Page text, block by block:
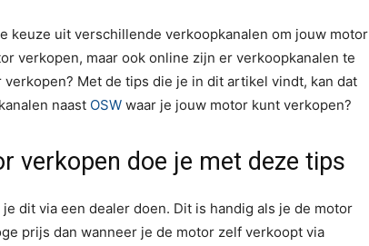
keuze uit verschillende verkoopkanalen om jouw motor
verkopen, maar ook online zijn er verkoopkanalen te
Met de tips die je in dit artikel vindt, kan dat
naast OSW waar je jouw motor kunt verkopen?
verkopen doe je met deze tips
dit via een dealer doen. Dit is handig als je de motor
prijs dan wanneer je de motor zelf verkoopt via